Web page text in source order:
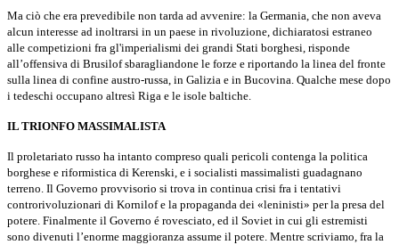
Ma ciò che era prevedibile non tarda ad avvenire: la Germania, che non aveva
alcun interesse ad inoltrarsi in un paese in rivoluzione, dichiaratosi estraneo
alle competizioni fra gl'imperialismi dei grandi Stati borghesi, rispon­de
all’offensiva di Brusilof sbaragliandone le forze e riportando la linea del fronte
sulla linea di confine austro-russa, in Galizia e in Bucovina. Qualche mese dopo
i tedeschi occupano altresì Riga e le isole baltiche.
IL TRIONFO MASSIMALISTA
Il proletariato russo ha intanto compreso quali pericoli contenga la po­litica
borghese e riformistica di Kerenski, e i socialisti massimalisti guada­gnano
terreno. Il Governo provvisorio si trova in continua crisi fra i tentativi
controrivoluzionari di Kornilof e la propaganda dei «leninisti» per la presa del
potere. Finalmente il Governo é rovesciato, ed il Soviet in cui gli estre­misti
sono divenuti l’enorme maggioranza assume il potere. Mentre scrivia­mo, fra la